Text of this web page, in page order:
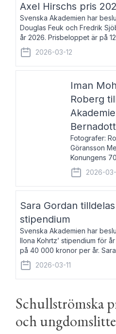
Axel Hirschs pris
Svenska Akademien har
Douglas Feuk och Fredrik
år 2026. Prisbeloppet är på
Johan Erséus, född 1959, är
journalist med mångårigt för
2026-03-12
Iman
Roberg
Fotografer:
Göransson
Konungens
fem av de
kallade
syfte att
2026-03-
Sara Gordan
stipendium
Svenska Akademien har
Ilona Kohrtz’ stipendium för
på 40 000 kronor per år.
författare och översättare.
det prosalyriska verket En
2026-03-11
Schullströmska
och